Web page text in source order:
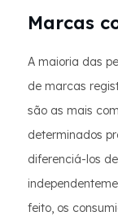
Marcas
A maioria das
de marcas
são as mais
determinados
diferenciá-los
feito, os